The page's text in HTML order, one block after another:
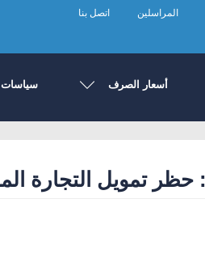
المراسلين اتصل بنا
أسعار الصرف سياسات